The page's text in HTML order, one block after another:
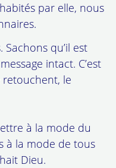
par elle, nous
qu’il est
intact. C’est
le
à la mode du
à la mode de tous
Dieu.